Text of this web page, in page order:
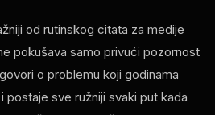
od rutinskog citata za medije
pokušava samo privući pozornost
o problemu koji godinama
sve ružniji svaki put kada